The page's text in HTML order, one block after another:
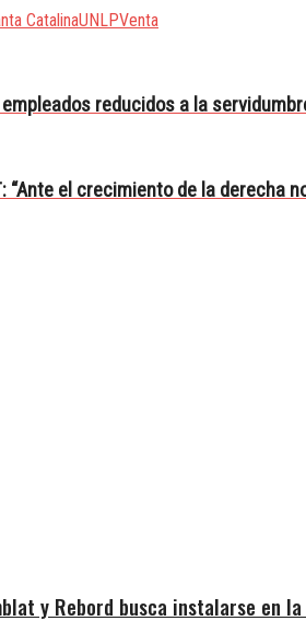
CatalinaUNLPVenta
reducidos a la
“Ante el crecimiento de la derecha
y Rebord busca instalarse en